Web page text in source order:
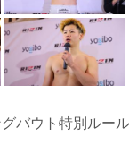
バウト特別ルー